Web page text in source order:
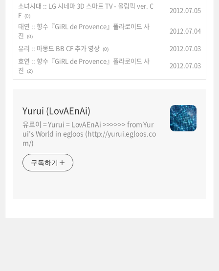
소녀시대 :: LG 시네마 3D 스마트 TV - 올림픽 ver. C
F (0)
2012.07.05
태연 :: 향수『GiRL de Provence』폴라로이드 사
진
(0)
2012.07.04
유리 :: 마몽드 BB CF 추가 영상 (0)
2012.07.03
효연 :: 향수『GiRL de Provence』폴라로이드 사
진
(2)
2012.07.03
Yurui (LovAEnAi)
유르이 = Yurui = LovAEnAi >>>>>> from Yur
ui's World in egloos (http://yurui.egloos.co
m/)
구독하기